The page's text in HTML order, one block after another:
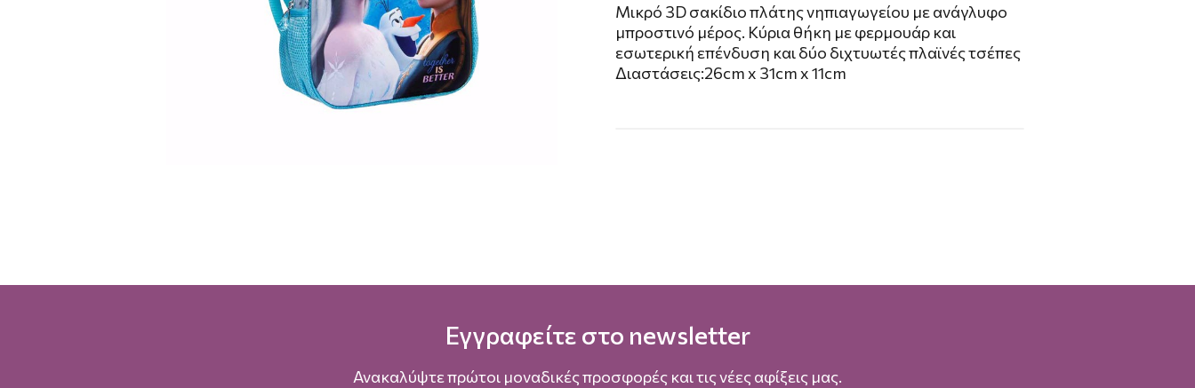
Μικρό 3D σακίδιο πλάτης νηπιαγωγείου με ανάγλυφο
μπροστινό μέρος. Κύρια θήκη με φερμουάρ και
εσωτερική επένδυση και δύο διχτυωτές πλαϊνές τσέπες
Διαστάσεις:26cm x 31cm x 11cm
Εγγραφείτε στο newsletter
Ανακαλύψτε πρώτοι μοναδικές προσφορές και τις νέες αφίξεις μας.